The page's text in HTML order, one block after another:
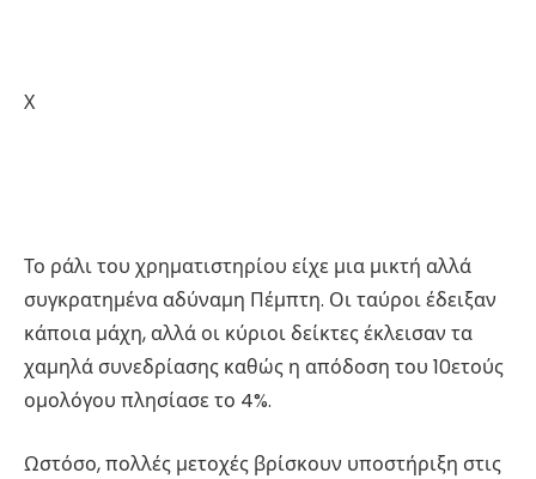
Χ
Το ράλι του χρηματιστηρίου είχε μια μικτή αλλά
συγκρατημένα αδύναμη Πέμπτη. Οι ταύροι έδειξαν
κάποια μάχη, αλλά οι κύριοι δείκτες έκλεισαν τα
χαμηλά συνεδρίασης καθώς η απόδοση του 10ετούς
ομολόγου πλησίασε το 4%.
Ωστόσο, πολλές μετοχές βρίσκουν υποστήριξη στις